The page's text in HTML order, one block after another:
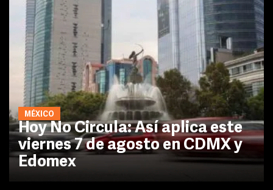
MÉXICO
Hoy No Circula: Así aplica este
viernes 7 de agosto en CDMX y
Edomex